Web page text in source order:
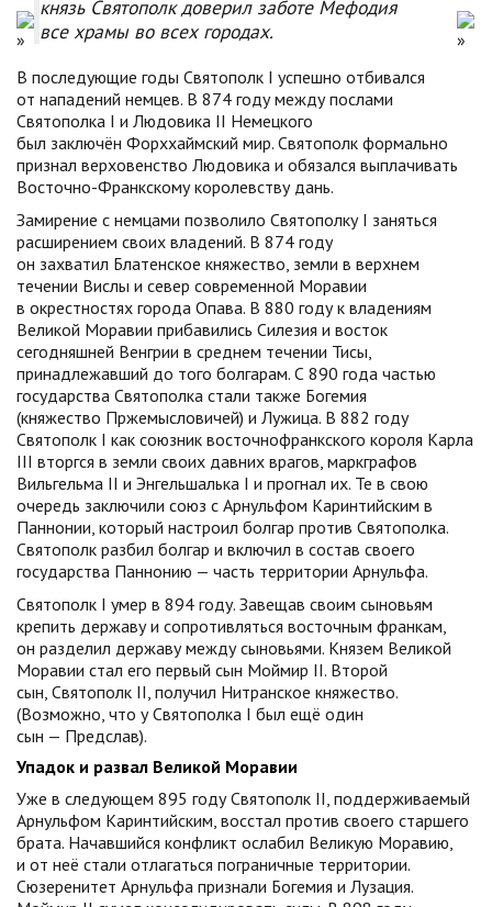
князь Святополк доверил заботе Мефодия
все храмы во всех городах.
В последующие годы Святополк I успешно отбивался
от нападений немцев. В 874 году между послами
Святополка I и Людовика II Немецкого
был заключён Форххаймский мир. Святополк формально
признал верховенство Людовика и обязался выплачивать
Восточно-Франкскому королевству дань.
Замирение с немцами позволило Святополку I заняться
расширением своих владений. В 874 году
он захватил Блатенское княжество, земли в верхнем
течении Вислы и север современной Моравии
в окрестностях города Опава. В 880 году к владениям
Великой Моравии прибавились Силезия и восток
сегодняшней Венгрии в среднем течении Тисы,
принадлежавший до того болгарам. С 890 года частью
государства Святополка стали также Богемия
(княжество Пржемысловичей) и Лужица. В 882 году
Святополк I как союзник восточнофранкского короля Карла
III вторгся в земли своих давних врагов, маркграфов
Вильгельма II и Энгельшалька I и прогнал их. Те в свою
очередь заключили союз с Арнульфом Каринтийским в
Паннонии, который настроил болгар против Святополка.
Святополк разбил болгар и включил в состав своего
государства Паннонию — часть территории Арнульфа.
Святополк I умер в 894 году. Завещав своим сыновьям
крепить державу и сопротивляться восточным франкам,
он разделил державу между сыновьями. Князем Великой
Моравии стал его первый сын Моймир II. Второй
сын, Святополк II, получил Нитранское княжество.
(Возможно, что у Святополка I был ещё один
сын — Предслав).
Упадок и развал Великой Моравии
Уже в следующем 895 году Святополк II, поддерживаемый
Арнульфом Каринтийским, восстал против своего старшего
брата. Начавшийся конфликт ослабил Великую Моравию,
и от неё стали отлагаться пограничные территории.
Сюзеренитет Арнульфа признали Богемия и Лузация.